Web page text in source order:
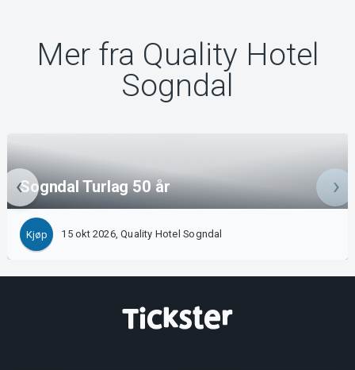
Mer fra Quality Hotel
Sogndal
Sogndal Turlag 50 år
Kjøp 15 okt 2026, Quality Hotel Sogndal